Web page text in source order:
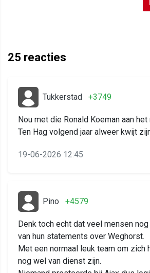
25 reacties
Tukkerstad +3749
Nou met die Ronald Koeman aan
Ten Hag volgend jaar alweer kwijt
19-06-2026 12:45
Pino +4579
Denk toch echt dat veel mensen
van hun statements over Weghorst.
Met een normaal leuk team om zich
nog wel van dienst zijn.